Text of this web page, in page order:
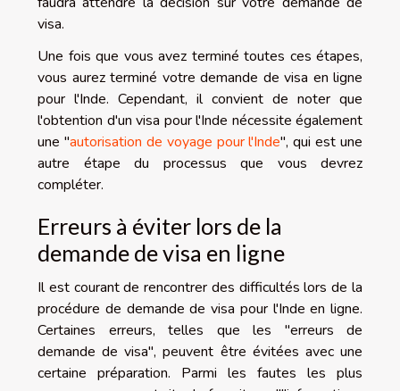
visa.
Une fois que vous avez terminé toutes ces étapes,
vous aurez terminé votre demande de visa en ligne
pour l'Inde. Cependant, il convient de noter que
l'obtention d'un visa pour l'Inde nécessite également
une "autorisation de voyage pour l'Inde", qui est une
autre étape du processus que vous devrez
compléter.
Erreurs à éviter lors de la
demande de visa en ligne
Il est courant de rencontrer des difficultés lors de la
procédure de demande de visa pour l'Inde en ligne.
Certaines erreurs, telles que les "erreurs de
demande de visa", peuvent être évitées avec une
certaine préparation. Parmi les fautes les plus